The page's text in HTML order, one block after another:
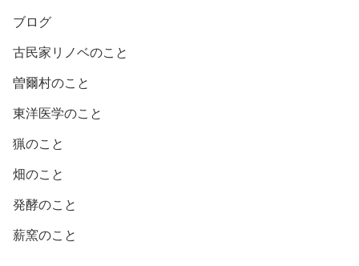
ブログ
古民家リノベのこと
曽爾村のこと
東洋医学のこと
猟のこと
畑のこと
発酵のこと
薪窯のこと